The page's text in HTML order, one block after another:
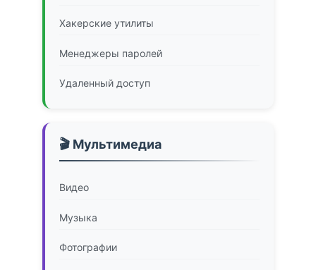
Хакерские утилиты
Менеджеры паролей
Удаленный доступ
🎬 Мультимедиа
Видео
Музыка
Фотографии